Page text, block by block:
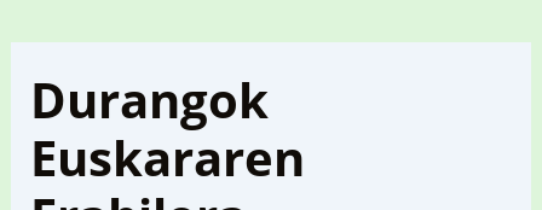
Durangok
Euskararen